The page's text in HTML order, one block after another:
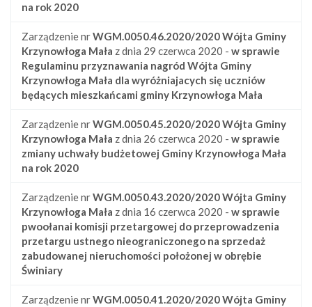
na rok 2020
Zarządzenie nrWGM.0050.46.2020/2020Wójta Gminy
Krzynowłoga Mała z dnia 29 czerwca 2020 - w sprawie
Regulaminu przyznawania nagród Wójta Gminy
Krzynowłoga Mała dla wyróżniajacych się uczniów
będących mieszkańcami gminy Krzynowłoga Mała
Zarządzenie nrWGM.0050.45.2020/2020Wójta Gminy
Krzynowłoga Mała z dnia 26 czerwca 2020 - w sprawie
zmiany uchwały budżetowej Gminy Krzynowłoga Mała
na rok 2020
Zarządzenie nrWGM.0050.43.2020/2020Wójta Gminy
Krzynowłoga Mała z dnia 16 czerwca 2020 - w sprawie
pwoołanai komisji przetargowej do przeprowadzenia
przetargu ustnego nieograniczonego na sprzedaż
zabudowanej nieruchomości położonej w obrębie
Świniary
Zarządzenie nrWGM.0050.41.2020/2020Wójta Gminy